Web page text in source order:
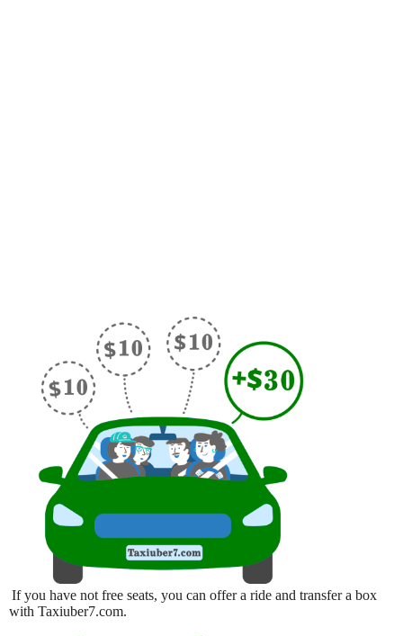
If you have not free seats, you can offer a ride and transfer a box
with Taxiuber7.com.